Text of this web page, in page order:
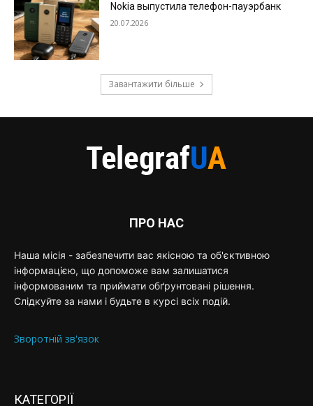
Nokia выпустила телефон-пауэрбанк
20.07.2026
Завантажити більше
ПРО НАС
Наша місія - забезпечити вас якісною та об'єктивною
інформацією, що допоможе вам залишатися
інформованим та приймати обґрунтовані рішення.
Слідкуйте за нами і будьте в курсі всіх подій.
Зворотній зв'язок
КАТЕГОРІЇ